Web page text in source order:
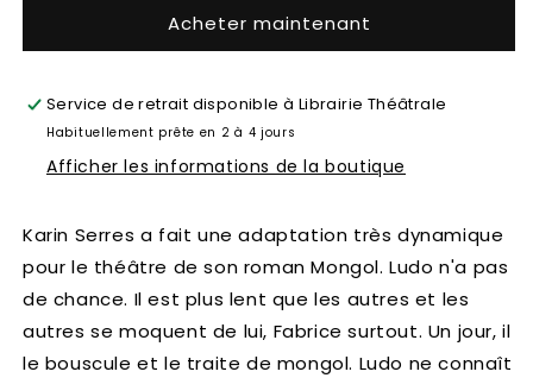
Acheter maintenant
Service de retrait disponible à Librairie Théâtrale
Habituellement prête en 2 à 4 jours
Afficher les informations de la boutique
Karin Serres a fait une adaptation très dynamique
pour le théâtre de son roman Mongol. Ludo n'a pas
de chance. Il est plus lent que les autres et les
autres se moquent de lui, Fabrice surtout. Un jour, il
le bouscule et le traite de mongol. Ludo ne connaît